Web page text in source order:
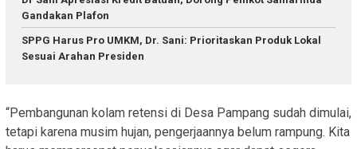
Gandakan Plafon
SPPG Harus Pro UMKM, Dr. Sani: Prioritaskan Produk Lokal
Sesuai Arahan Presiden
“Pembangunan kolam retensi di Desa Pampang sudah dimulai,
tetapi karena musim hujan, pengerjaannya belum rampung. Kita